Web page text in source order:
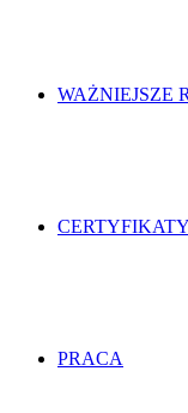
WAŻNIEJSZE
PRACA